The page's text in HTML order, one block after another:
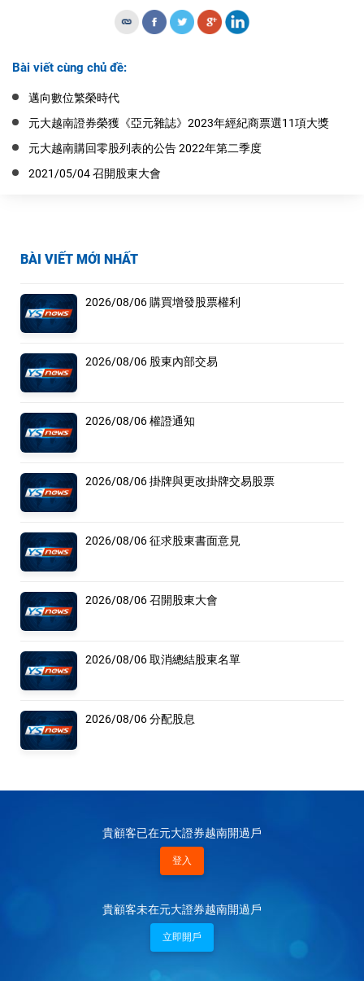
BÀI VIẾT MỚI NHẤT
2026/08/06 購買增發股票權利
2026/08/06 股東內部交易
2026/08/06 權證通知
2026/08/06 掛牌與更改掛牌交易股票
2026/08/06 征求股東書面意見
2026/08/06 召開股東大會
2026/08/06 取消總結股東名單
2026/08/06 分配股息
貴顧客已在元大證券越南開過戶
登入
貴顧客未在元大證券越南開過戶
立即開戶
Bài viết cùng chủ đề:
邁向數位繁榮時代
元大越南證券榮獲《亞元雜誌》2023年經紀商票選11項大獎
元大越南購回零股列表的公告 2022年第二季度
2021/05/04 召開股東大會